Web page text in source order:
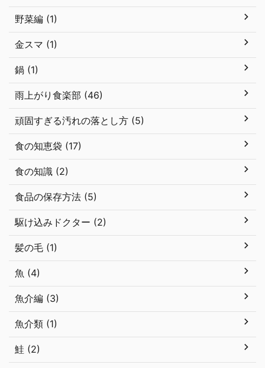
野菜編 (1)
金スマ (1)
鍋 (1)
雨上がり食楽部 (46)
頑固すぎる汚れの落とし方 (5)
食の知恵袋 (17)
食の知識 (2)
食品の保存方法 (5)
駆け込みドクター (2)
髪の毛 (1)
魚 (4)
魚介編 (3)
魚介類 (1)
鮭 (2)